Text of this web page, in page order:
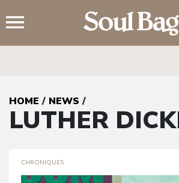
HOME / NEWS /
LUTHER
CHRONIQUES